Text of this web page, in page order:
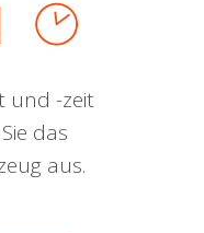
und -zeit
das
aus.